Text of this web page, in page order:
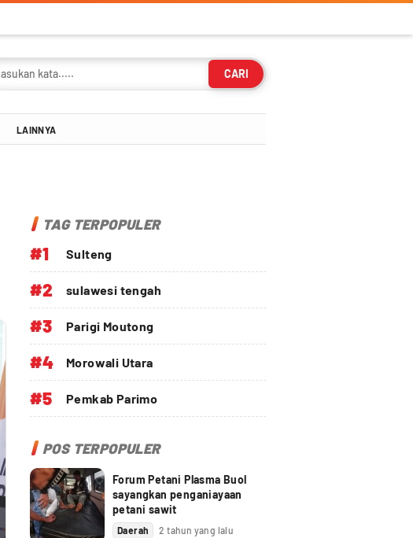
CARI
LAINNYA
TAG TERPOPULER
#1 Sulteng
#2 sulawesi tengah
#3 Parigi Moutong
#4 Morowali Utara
#5 Pemkab Parimo
POS TERPOPULER
Forum Petani Plasma Buol
sayangkan penganiayaan
petani sawit
Daerah 2 tahun yang lalu